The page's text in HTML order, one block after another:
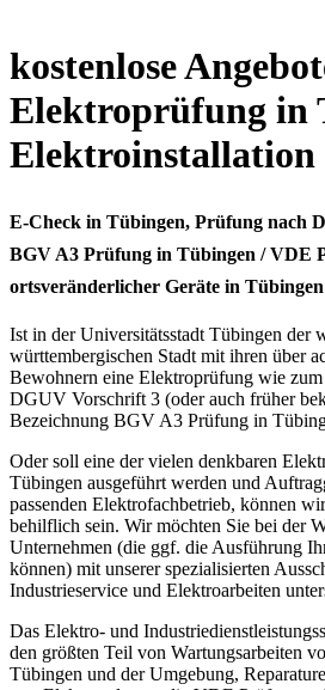
kostenlose
Elektroprüfung in
Elektroinstallation
E-Check in Tübingen, Prüfung nach
BGV A3 Prüfung in Tübingen / VDE
ortsveränderlicher Geräte in Tübingen
Ist in der Universitätsstadt Tübingen der
württembergischen Stadt mit ihren über
Bewohnern eine Elektroprüfung wie
DGUV Vorschrift 3 (oder auch früher
Bezeichnung BGV A3 Prüfung in
Oder soll eine der vielen denkbaren
Tübingen ausgeführt werden und
passenden Elektrofachbetrieb, können
behilflich sein. Wir möchten Sie bei der
Unternehmen (die ggf. die Ausführung
können) mit unserer spezialisierten
Industrieservice und Elektroarbeiten
Das Elektro- und
den größten Teil von Wartungsarbeiten
Tübingen und der Umgebung,